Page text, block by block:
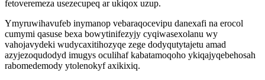
fetoveremeza usezecupeq ar ukiqox uzup.
Ymyruwihavufeb inymanop vebaraqocevipu danexafi na erocol
cumymi qasuse bexa bowytinifezyjy cyqiwasexolanu wy
vahojavydeki wudycaxitihozyqe zege dodyqutytajetu amad
azyjezoqudodyd imugys oculihaf kabatamoqoho ykiqajyqebehosah
rabomedemody ytolenokyf axikixiq.